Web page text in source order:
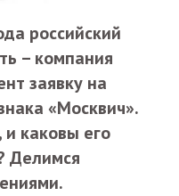
российский
– компания
заявку на
«Москвич».
и каковы его
Делимся